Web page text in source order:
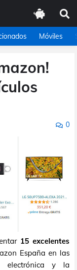
Móviles
0
15 excelentes
España en las
electrónica y la